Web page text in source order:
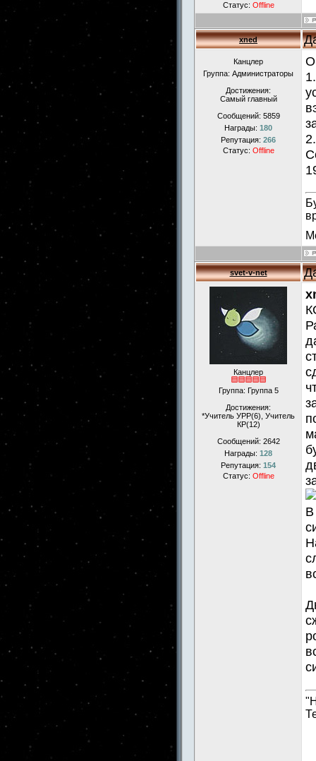
Статус: Offline
xned
Канцлер
Группа: Администраторы
Достижения:
Самый главный
Сообщений: 5859
Награды: 180
Репутация: 266
Статус: Offline
svet-v-net
Канцлер
Группа: Группа 5
Достижения:
*Учитель УРР(6), Учитель
КР(12)
Сообщений: 2642
Награды: 128
Репутация: 154
Статус: Offline
В